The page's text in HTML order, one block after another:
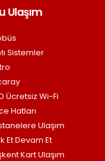
Ulaşım
Sistemler
Ücretsiz Wi-Fi
Hatları
Ulaşım
Et Devam Et
Kart Ulaşım